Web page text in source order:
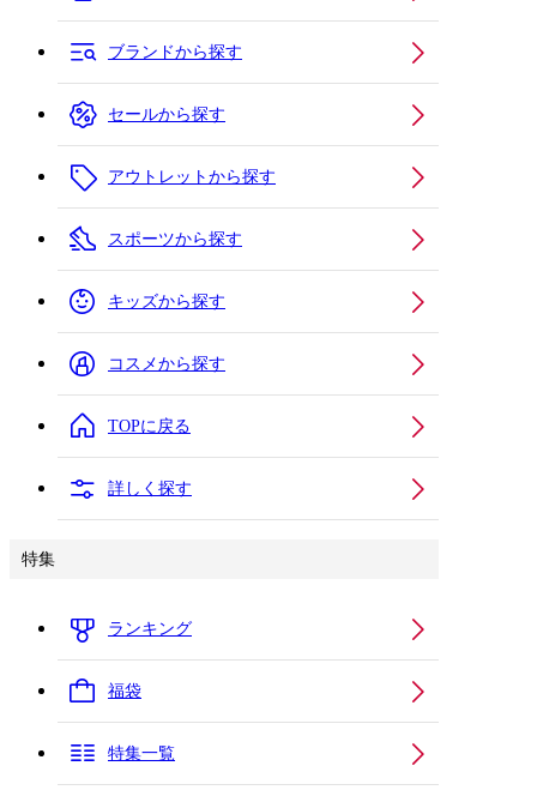
ブランドから探す
セールから探す
アウトレットから探す
スポーツから探す
キッズから探す
コスメから探す
TOPに戻る
詳しく探す
特集
ランキング
福袋
特集一覧